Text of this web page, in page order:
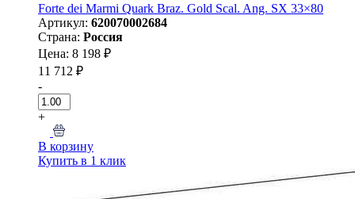
Forte dei Marmi Quark Braz. Gold Scal. Ang. SX 33×80
Артикул: 620070002684
Страна: Россия
Цена: 8 198 ₽
11 712 ₽
-
+
В корзину
Купить в 1 клик